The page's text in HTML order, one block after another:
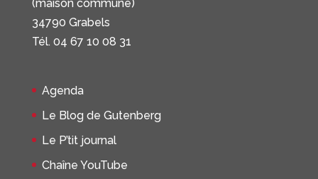
(maison commune)
34790 Grabels
Tél. 04 67 10 08 31
Agenda
Le Blog de Gutenberg
Le P’tit journal
Chaîne YouTube